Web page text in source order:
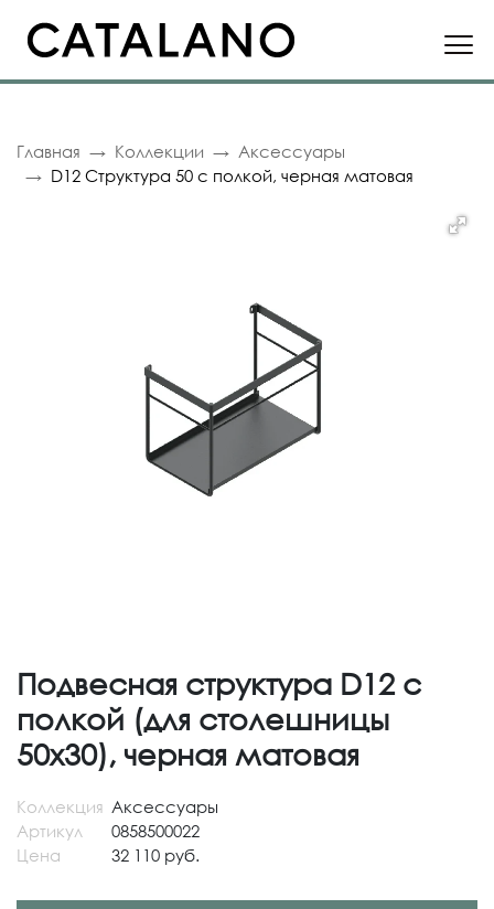
Главная Коллекции
Аксессуары
D12 Структура 50 с полкой, черная матовая
Подвесная структура D12 с
полкой (для столешницы
50x30), черная матовая
Коллекция Аксессуары
Артикул
0858500022
Цена
32 110 руб.